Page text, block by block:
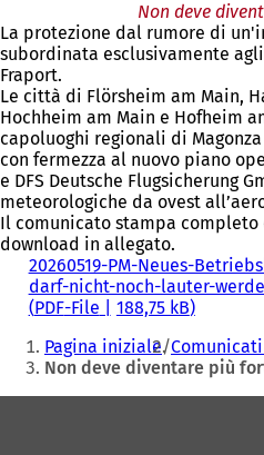
Non deve
La protezione dal rumore di
subordinata esclusivamente
Fraport.
Le città di Flörsheim am Main,
Hochheim am Main e Hofheim
capoluoghi regionali di
con fermezza al nuovo piano
e DFS Deutsche Flugsicherung
meteorologiche da ovest
Il comunicato stampa
download in allegato.
20260519-PM-Neues-
darf-nicht-noch-lauter-
PDF-File 188,75 kB
Siete
qui:
Pagina iniziale
Non deve diventare più